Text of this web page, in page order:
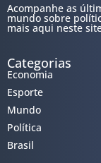
Acompanhe as
mundo sobre
mais aqui neste
Categorias
Economia
Esporte
Mundo
Política
Brasil